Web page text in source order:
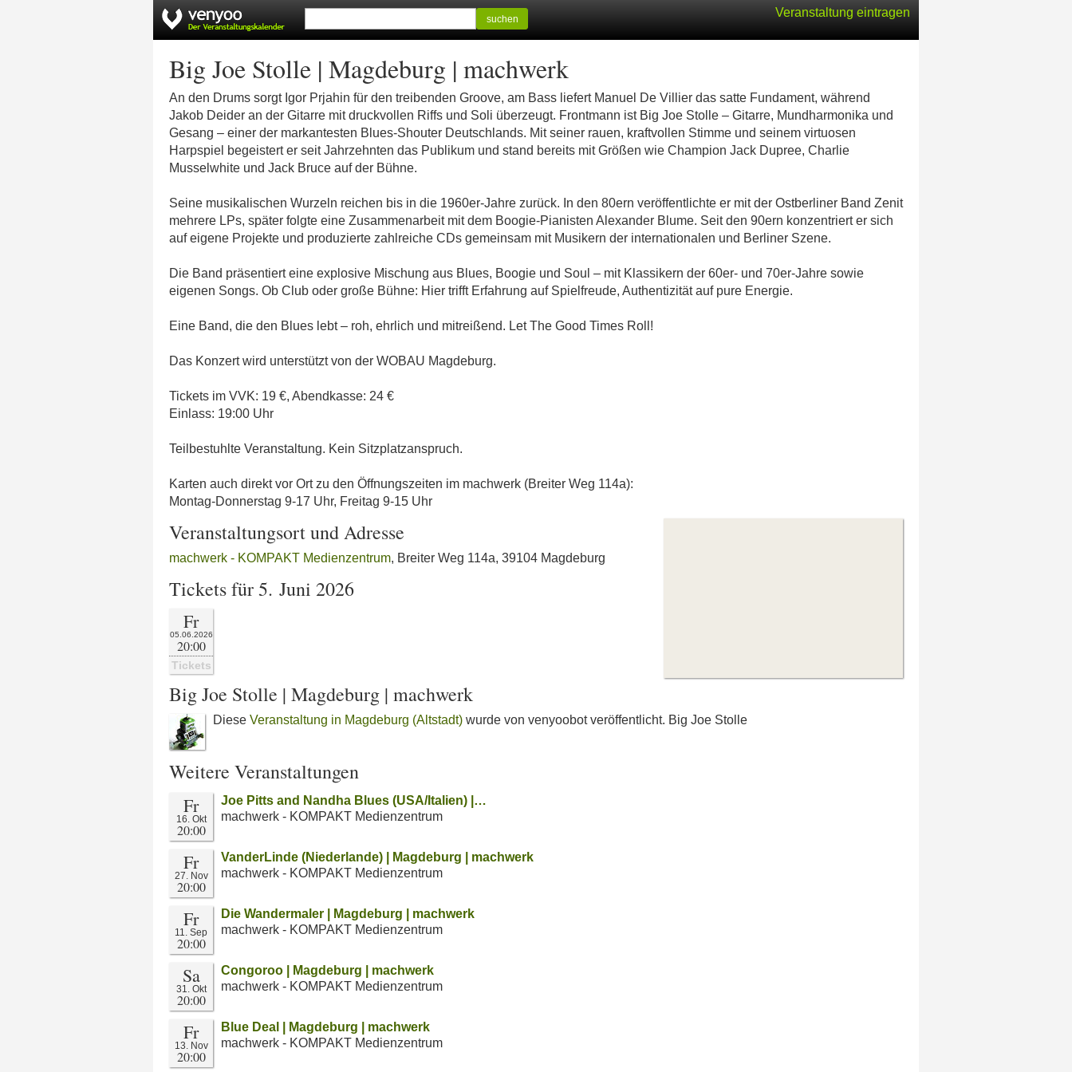
Veranstaltung eintragen
suchen
Big Joe Stolle | Magdeburg | machwerk
An den Drums sorgt Igor Prjahin für den treibenden Groove, am Bass liefert Manuel De Villier das satte Fundament, während
Jakob Deider an der Gitarre mit druckvollen Riffs und Soli überzeugt. Frontmann ist Big Joe Stolle – Gitarre, Mundharmonika und
Gesang – einer der markantesten Blues-Shouter Deutschlands. Mit seiner rauen, kraftvollen Stimme und seinem virtuosen
Harpspiel begeistert er seit Jahrzehnten das Publikum und stand bereits mit Größen wie Champion Jack Dupree, Charlie
Musselwhite und Jack Bruce auf der Bühne.
Seine musikalischen Wurzeln reichen bis in die 1960er-Jahre zurück. In den 80ern veröffentlichte er mit der Ostberliner Band Zenit
mehrere LPs, später folgte eine Zusammenarbeit mit dem Boogie-Pianisten Alexander Blume. Seit den 90ern konzentriert er sich
auf eigene Projekte und produzierte zahlreiche CDs gemeinsam mit Musikern der internationalen und Berliner Szene.
Die Band präsentiert eine explosive Mischung aus Blues, Boogie und Soul – mit Klassikern der 60er- und 70er-Jahre sowie
eigenen Songs. Ob Club oder große Bühne: Hier trifft Erfahrung auf Spielfreude, Authentizität auf pure Energie.
Eine Band, die den Blues lebt – roh, ehrlich und mitreißend. Let The Good Times Roll!
Das Konzert wird unterstützt von der WOBAU Magdeburg.
Tickets im VVK: 19 €, Abendkasse: 24 €
Einlass: 19:00 Uhr
Teilbestuhlte Veranstaltung. Kein Sitzplatzanspruch.
Karten auch direkt vor Ort zu den Öffnungszeiten im machwerk (Breiter Weg 114a):
Montag-Donnerstag 9-17 Uhr, Freitag 9-15 Uhr
Veranstaltungsort und Adresse
machwerk - KOMPAKT Medienzentrum, Breiter Weg 114a, 39104 Magdeburg
Tickets für 5. Juni 2026
Fr
05.06.2026
20:00
Tickets
Big Joe Stolle | Magdeburg | machwerk
Diese Veranstaltung in Magdeburg (Altstadt) wurde von venyoobot veröffentlicht. Big Joe Stolle
Weitere Veranstaltungen
Fr
16. Okt
20:00
Joe Pitts and Nandha Blues (USA/Italien) |…
machwerk - KOMPAKT Medienzentrum
Fr
27. Nov
20:00
VanderLinde (Niederlande) | Magdeburg | machwerk
machwerk - KOMPAKT Medienzentrum
Fr
11. Sep
20:00
Die Wandermaler | Magdeburg | machwerk
machwerk - KOMPAKT Medienzentrum
Sa
31. Okt
20:00
Congoroo | Magdeburg | machwerk
machwerk - KOMPAKT Medienzentrum
Fr
13. Nov
20:00
Blue Deal | Magdeburg | machwerk
machwerk - KOMPAKT Medienzentrum